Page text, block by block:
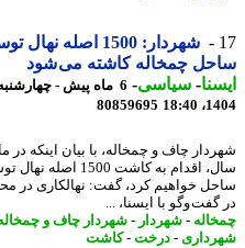
شهردار: 1500 اصله نهال
چمخاله کاشته می شود
-سیاسی-
6
80859695
چاف و چمخاله، با بیان اینکه در ماه
سال، اقدام به کاشت 1500 اصله نهال
خواهیم کرد، گفت: نهالکاری در محوطه
وگو با ایسنا، ...
-شهردار-شهردار چاف و چمخاله-
- درخت -کاشت